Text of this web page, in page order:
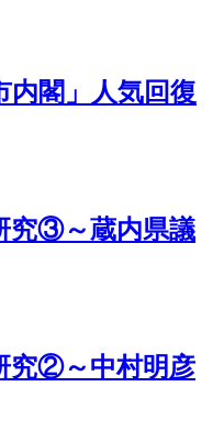
内閣」人気回復
究③～蔵内県議
究②～中村明彦